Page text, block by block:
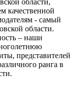
области,
качественной
- самый
области.
– наши
представителей
ранга в